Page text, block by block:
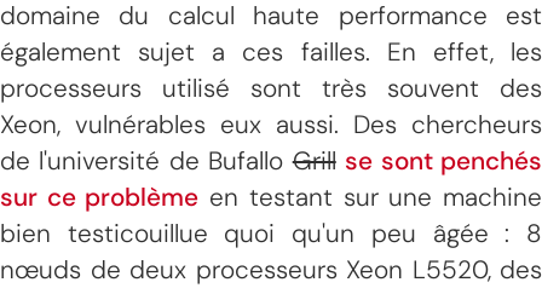
domaine du calcul haute performance est
également sujet a ces failles. En effet, les
processeurs utilisé sont très souvent des
Xeon, vulnérables eux aussi. Des chercheurs
de l'université de BufalloGrill se sont penchés
sur ce problème en testant sur une machine
bien testicouillue quoi qu'un peu âgée : 8
nœuds de deux processeurs Xeon L5520, des